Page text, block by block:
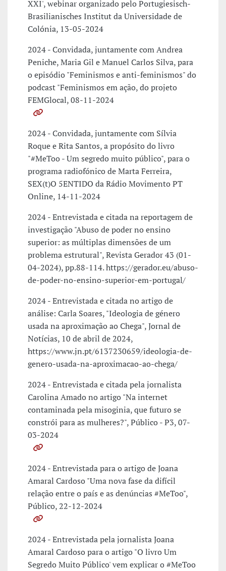
XXI', webinar organizado pelo Portugiesisch-
Brasilianisches Institut da Universidade de
Colónia, 13-05-2024
2024 - Convidada, juntamente com Andrea
Peniche, Maria Gil e Manuel Carlos Silva, para
o episódio "Feminismos e anti-feminismos" do
podcast "Feminismos em ação, do projeto
FEMGlocal, 08-11-2024
2024 - Convidada, juntamente com Sílvia
Roque e Rita Santos, a propósito do livro
"#MeToo - Um segredo muito público", para o
programa radiofónico de Marta Ferreira,
SEX(t)O 5ENTIDO da Rádio Movimento PT
Online, 14-11-2024
2024 - Entrevistada e citada na reportagem de
investigação "Abuso de poder no ensino
superior: as múltiplas dimensões de um
problema estrutural", Revista Gerador 43 (01-
04-2024), pp.88-114. https://gerador.eu/abuso-
de-poder-no-ensino-superior-em-portugal/
2024 - Entrevistada e citada no artigo de
análise: Carla Soares, "Ideologia de género
usada na aproximação ao Chega", Jornal de
Notícias, 10 de abril de 2024,
https://www.jn.pt/6137230659/ideologia-de-
genero-usada-na-aproximacao-ao-chega/
2024 - Entrevistada e citada pela jornalista
Carolina Amado no artigo "Na internet
contaminada pela misoginia, que futuro se
constrói para as mulheres?", Público - P3, 07-
03-2024
2024 - Entrevistada para o artigo de Joana
Amaral Cardoso "Uma nova fase da difícil
relação entre o país e as denúncias #MeToo",
Público, 22-12-2024
2024 - Entrevistada pela jornalista Joana
Amaral Cardoso para o artigo "O livro Um
Segredo Muito Público' vem explicar o #MeToo